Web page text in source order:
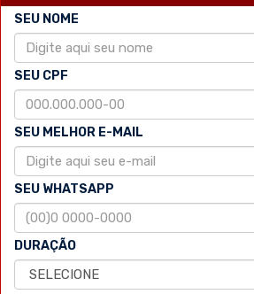
SEU NOME
SEU CPF
SEU MELHOR E-MAIL
SEU WHATSAPP
DURAÇÃO